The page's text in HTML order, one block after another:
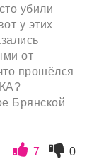
убили
у этих
от
прошёлся
Брянской
7 0